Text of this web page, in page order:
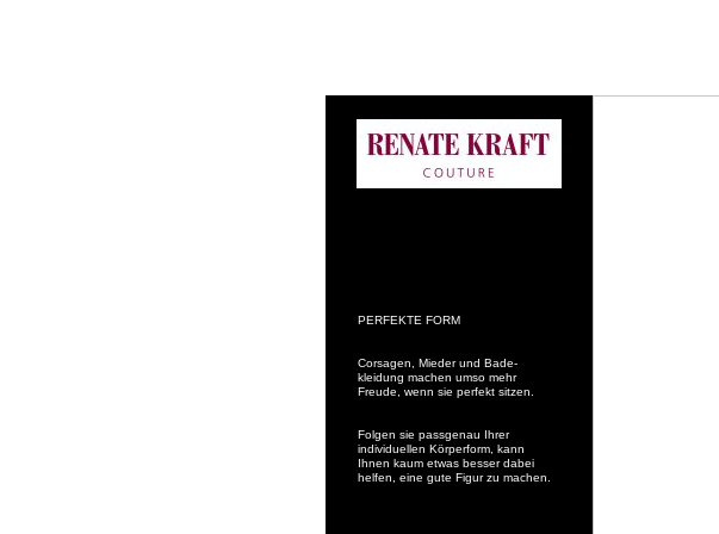
PERFEKTE FORM
Corsagen, Mieder und Bade-
kleidung machen umso mehr
Freude, wenn sie perfekt sitzen.
Folgen sie passgenau Ihrer
individuellen Körperform, kann
Ihnen kaum etwas besser dabei
helfen, eine gute Figur zu machen.